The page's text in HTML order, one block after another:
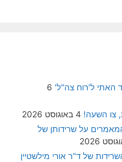
האתי ל'רוח צה"ל' 6
צו השעה! 4 באוגוסט 2026
על שרידותן של
של ד"ר אורי מילשטיין